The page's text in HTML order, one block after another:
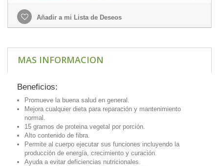
Añadir a mi Lista de Deseos
MAS INFORMACION
Beneficios:
Promueve la buena salud en general.
Mejora cualquier dieta para reparación y mantenimiento
normal.
15 gramos de proteina vegetal por porción.
Alto contenido de fibra.
Permite al cuerpo ejecutar sus funciones incluyendo la
producción de energía, crecimiento y curación.
Ayuda a evitar deficiencias nutricionales.